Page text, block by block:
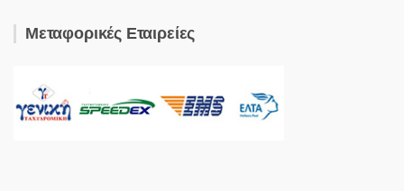
Μεταφορικές Εταιρείες